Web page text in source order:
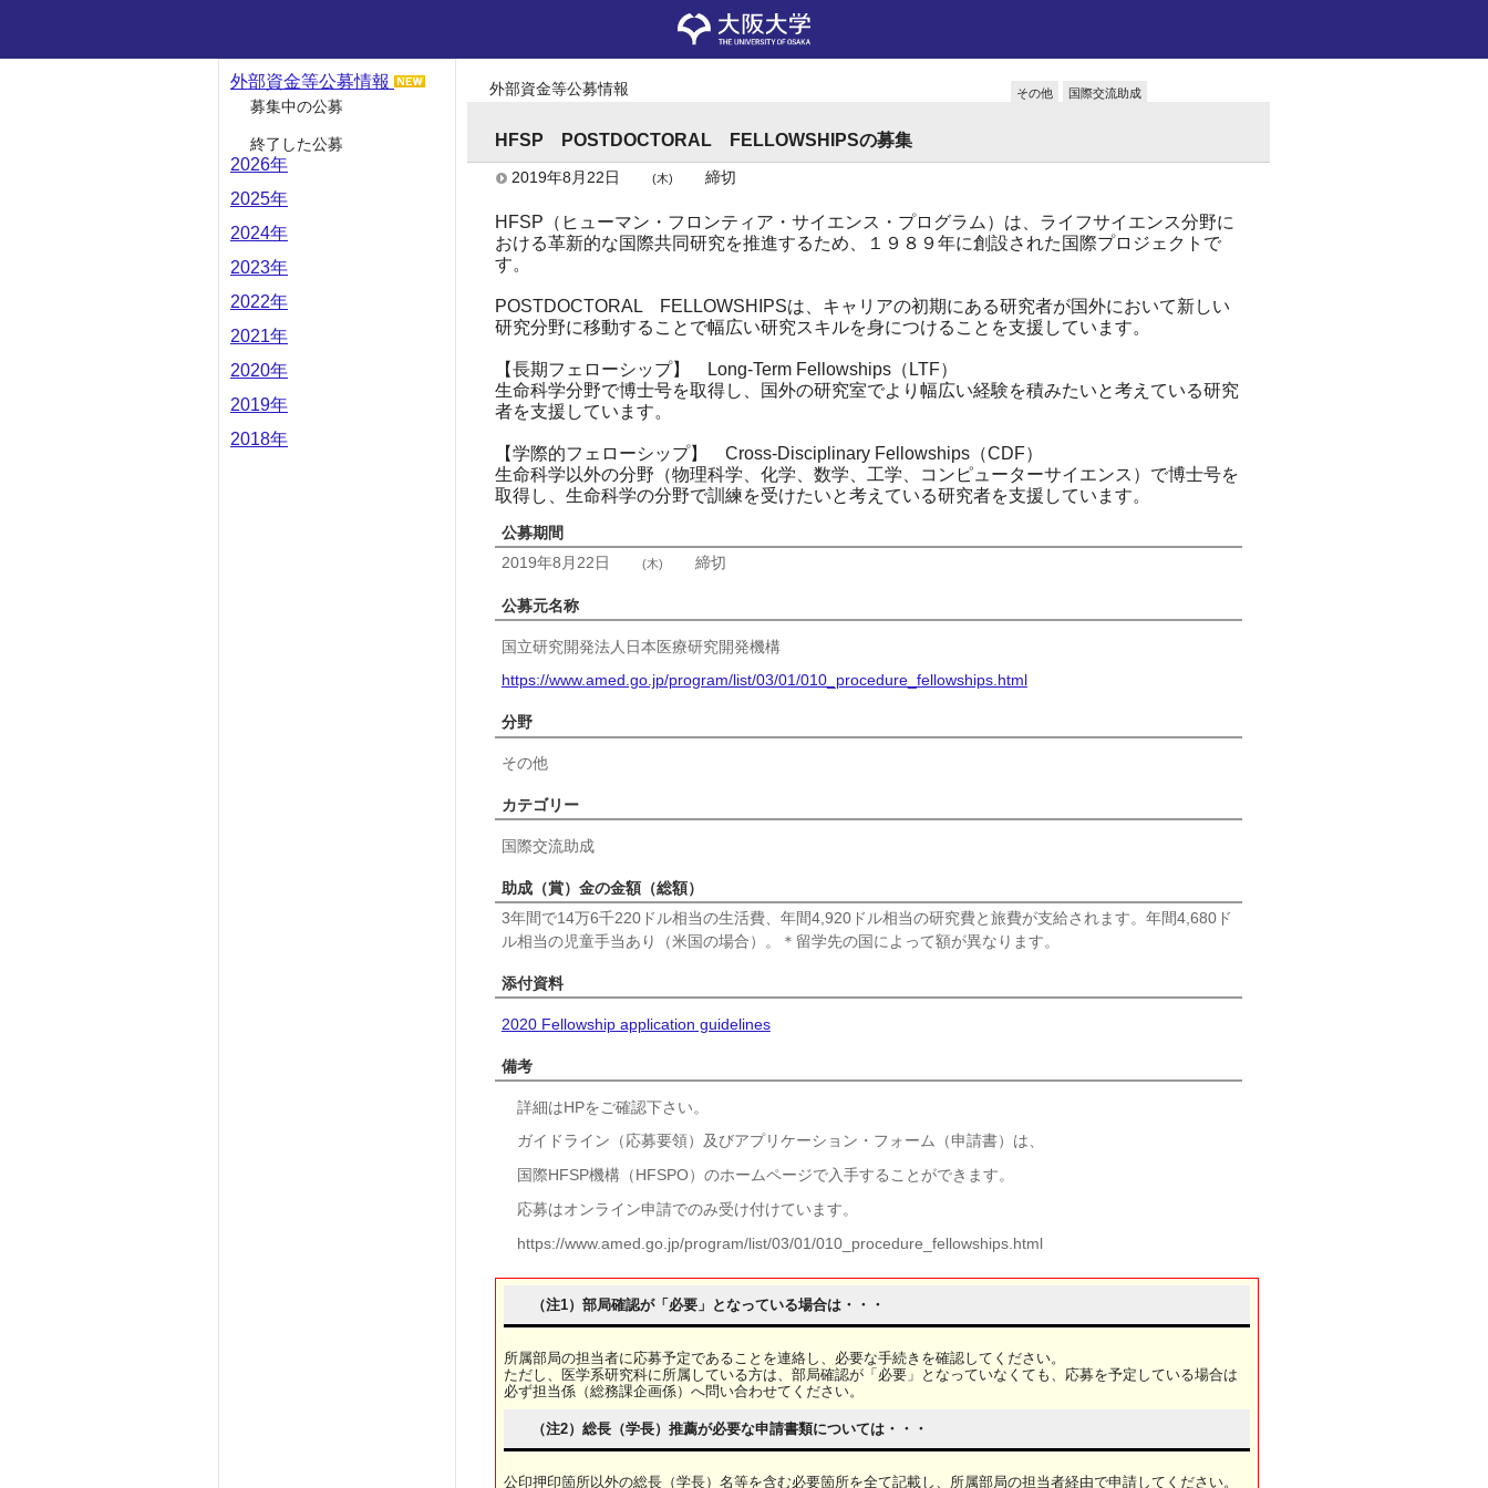
外部資金等公募情報
募集中の公募
終了した公募
2026年
2025年
2024年
2023年
2022年
2021年
2020年
2019年
2018年
外部資金等公募情報 その他 国際交流助成
HFSP POSTDOCTORAL FELLOWSHIPSの募集
2019年8月22日 (木) 締切
HFSP（ヒューマン・フロンティア・サイエンス・プログラム）は、ライフサイエンス分野に
おける革新的な国際共同研究を推進するため、１９８９年に創設された国際プロジェクトで
す。
POSTDOCTORAL FELLOWSHIPSは、キャリアの初期にある研究者が国外において新しい
研究分野に移動することで幅広い研究スキルを身につけることを支援しています。
【長期フェローシップ】 Long-Term Fellowships（LTF）
生命科学分野で博士号を取得し、国外の研究室でより幅広い経験を積みたいと考えている研究
者を支援しています。
【学際的フェローシップ】 Cross-Disciplinary Fellowships（CDF）
生命科学以外の分野（物理科学、化学、数学、工学、コンピューターサイエンス）で博士号を
取得し、生命科学の分野で訓練を受けたいと考えている研究者を支援しています。
公募期間
2019年8月22日
(木) 締切
公募元名称
国立研究開発法人日本医療研究開発機構
https://www.amed.go.jp/program/list/03/01/010_procedure_fellowships.html
分野
その他
カテゴリー
国際交流助成
助成（賞）金の金額（総額）
3年間で14万6千220ドル相当の生活費、年間4,920ドル相当の研究費と旅費が支給されます。年間4,680ド
ル相当の児童手当あり（米国の場合）。＊留学先の国によって額が異なります。
添付資料
2020 Fellowship application guidelines
備考
詳細はHPをご確認下さい。
ガイドライン（応募要領）及びアプリケーション・フォーム（申請書）は、
国際HFSP機構（HFSPO）のホームページで入手することができます。
応募はオンライン申請でのみ受け付けています。
https://www.amed.go.jp/program/list/03/01/010_procedure_fellowships.html
（注1）部局確認が「必要」となっている場合は・・・
所属部局の担当者に応募予定であることを連絡し、必要な手続きを確認してください。
ただし、医学系研究科に所属している方は、部局確認が「必要」となっていなくても、応募を予定している場合は
必ず担当係（総務課企画係）へ問い合わせてください。
（注2）総長（学長）推薦が必要な申請書類については・・・
公印押印箇所以外の総長（学長）名等を含む必要箇所を全て記載し、所属部局の担当者経由で申請してください。